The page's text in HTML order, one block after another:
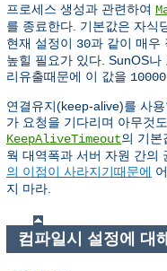
프로세스 생성과 관련하여
를 종료한다. 기본값은 자식
현재 설정이 30과 같이 매우
높힐 필요가 있다. SunOS
리유출때문에 이 값을 10000
연결유지(keep-alive)를 사
가 요청을 기다리며 아무것
KeepAliveTimeout의 기본
웍 대역폭과 서버 자원 간의
의 이점이 사라지기때문에
지 마라.
컴파일시 설정에 대